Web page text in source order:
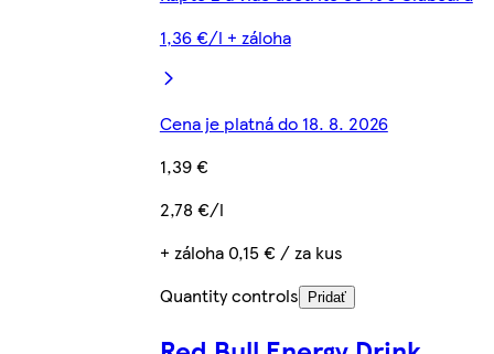
1,36 €/l + záloha
Cena je platná do 18. 8. 2026
1,39 €
2,78 €/l
+ záloha 0,15 € / za kus
Quantity controls
Pridať